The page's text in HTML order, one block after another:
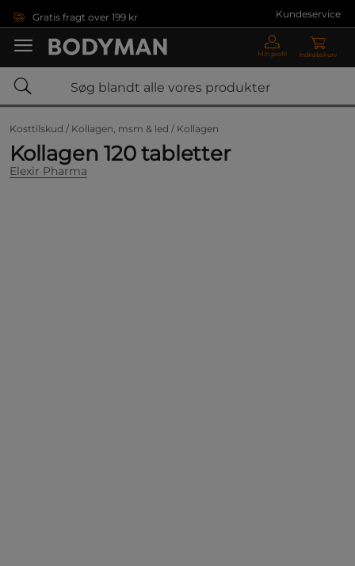
Gratis fragt over 199 kr Kundeservice
Min profil Indkøbskurv
Kosttilskud / Kollagen, msm & led / Kollagen
Kollagen 120 tabletter
Elexir Pharma